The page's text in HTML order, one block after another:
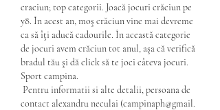
craciun; top categorii. Joacă jocuri crăciun pe
y8. În acest an, moş crăciun vine mai devreme
ca să îţi aducă cadourile. În această categorie
de jocuri avem crăciun tot anul, aşa că verifică
bradul tău şi dă click să te joci câteva jocuri.
Sport campina.
contact alexandru neculai (campinaph@gmail.